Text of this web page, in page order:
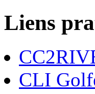
Liens
CLI